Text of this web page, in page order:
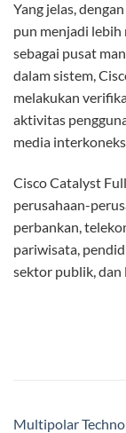
Yang jelas,
pun menjadi lebih
sebagai pusat
dalam sistem,
melakukan
aktivitas
media
Cisco Catalyst
perusahaan-
perbankan,
pariwisata,
sektor publik, dan
Multipolar